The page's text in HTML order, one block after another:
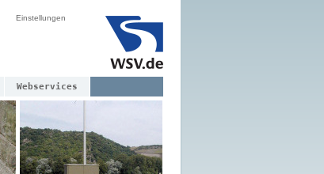
Einstellungen
Webservices